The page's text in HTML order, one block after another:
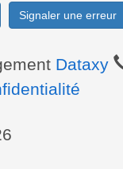
Signaler une erreur
Dataxy